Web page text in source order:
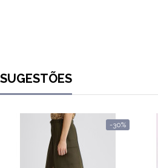
SUGESTÕES
-30%